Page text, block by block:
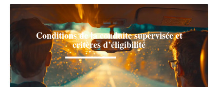
Conditions de la conduite supervisée et
critères d’éligibilité